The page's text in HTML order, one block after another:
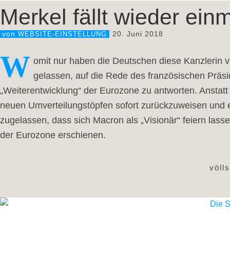
Merkel fällt wieder
von WEBSITE-EINSTELLUNG 20. Juni 2018
W omit nur haben die Deutschen diese Kanzlerin
gelassen, auf die Rede des französischen
„Weiterentwicklung“ der Eurozone zu antworten.
neuen Umverteilungstöpfen sofort zurückzuweisen
zugelassen, dass sich Macron als „Visionär“ feiern
der Eurozone erschienen.